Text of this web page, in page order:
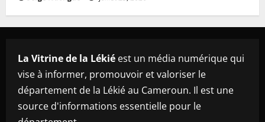
La Vitrine de la Lékié est un média numérique qui
vise à informer, promouvoir et valoriser le
département de la Lékié au Cameroun. Il est une
source d'informations essentielle pour le